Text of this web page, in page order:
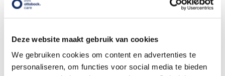
Deze website maakt gebruik van cookies
We gebruiken cookies om content en advertenties te
personaliseren, om functies voor social media te bieden
Wordt mijn schouderorthese vergoed vanuit een
aanvullende verzekering?